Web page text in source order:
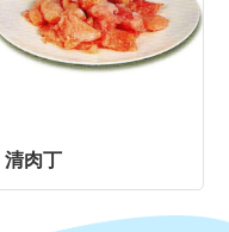
清肉丁